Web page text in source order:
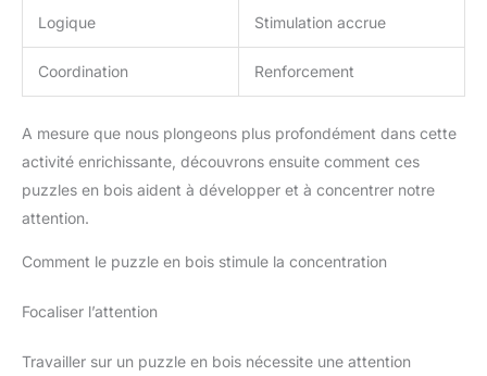
Logique Stimulation accrue
Coordination Renforcement
A mesure que nous plongeons plus profondément dans cette
activité enrichissante, découvrons ensuite comment ces
puzzles en bois aident à développer et à concentrer notre
attention.
Comment le puzzle en bois stimule la concentration
Focaliser l’attention
Travailler sur un puzzle en bois nécessite une attention